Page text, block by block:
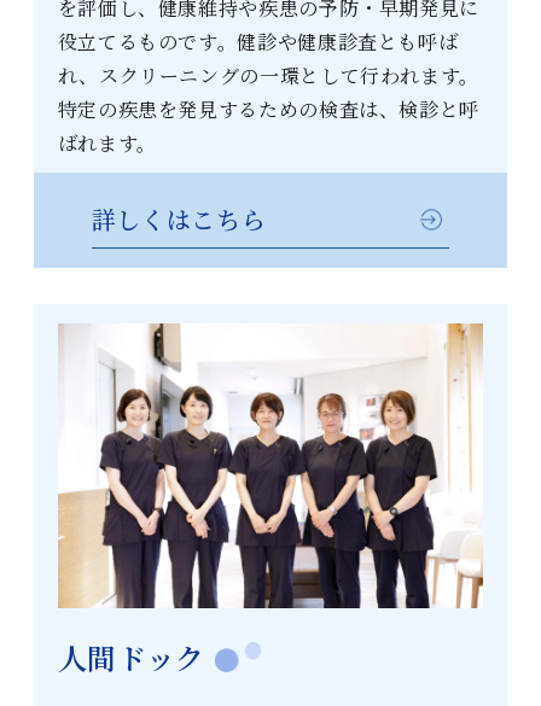
を評価し、健康維持や疾患の予防・早期発見に
役立てるものです。健診や健康診査とも呼ば
れ、スクリーニングの一環として行われます。
特定の疾患を発見するための検査は、検診と呼
ばれます。
詳しくはこちら
人間ドック